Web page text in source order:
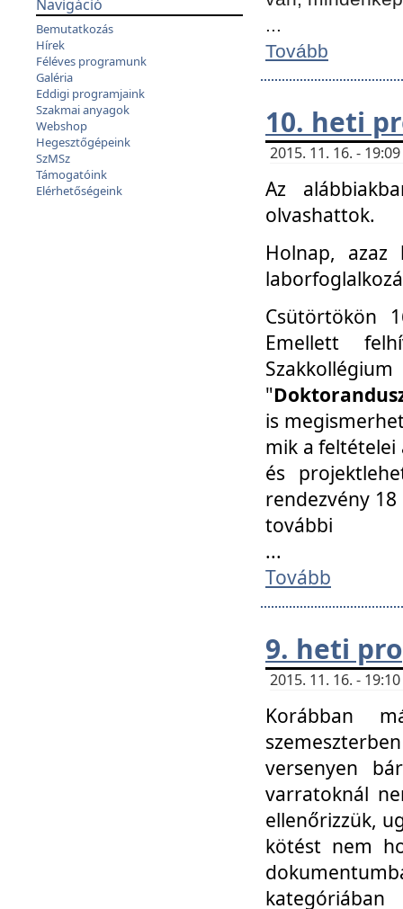
Navigáció
Bemutatkozás
Hírek
Féléves programunk
Galéria
Eddigi programjaink
Szakmai anyagok
Webshop
Hegesztőgépeink
SzMSz
Támogatóink
Elérhetőségeink
...
Tovább
10. heti
2015. 11. 16. -
Az
olvashattok.
Holnap, azaz
Csütörtökön
Emellett
"
is
mik a feltételei
és
rendezvény
további
...
Tovább
9. heti
2015. 11. 16. -
Korábban
versenyen
varratoknál
ellenőrizzük,
kötést nem